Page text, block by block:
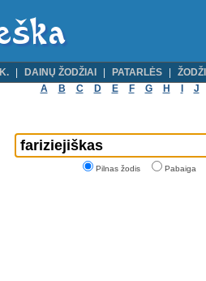
DAINŲ ŽODŽIAI PATARLĖS
A
B C D E F G H J
Pilnas žodis Pabaiga